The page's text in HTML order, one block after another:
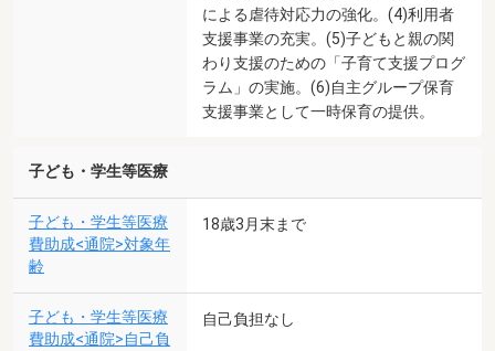
による虐待対応力の強化。(4)利用者
支援事業の充実。(5)子どもと親の関
わり支援のための「子育て支援プログ
ラム」の実施。(6)自主グループ保育
支援事業として一時保育の提供。
子ども・学生等医療
子ども・学生等医療
費助成<通院>対象年
齢
18歳3月末まで
子ども・学生等医療
費助成<通院>自己負
自己負担なし